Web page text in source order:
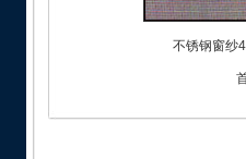
不锈钢窗纱4